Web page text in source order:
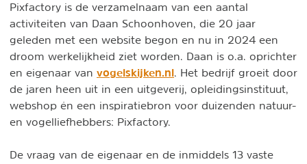
Pixfactory is de verzamelnaam van een aantal
activiteiten van Daan Schoonhoven, die 20 jaar
geleden met een website begon en nu in 2024 een
droom werkelijkheid ziet worden. Daan is o.a. oprichter
en eigenaar van vogelskijken.nl . Het bedrijf groeit door
de jaren heen uit in een uitgeverij, opleidingsinstituut,
webshop én een inspiratiebron voor duizenden natuur-
en vogelliefhebbers: Pixfactory.
De vraag van de eigenaar en de inmiddels 13 vaste